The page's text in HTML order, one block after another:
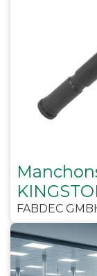
FABDEC